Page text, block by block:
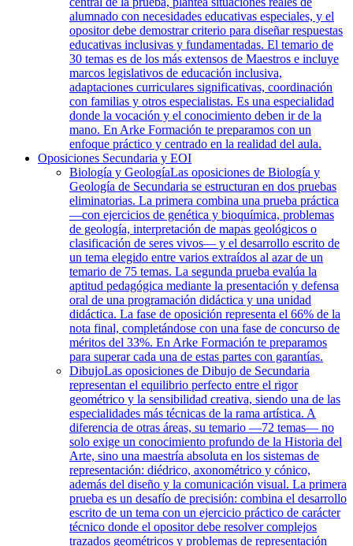
alumnado con necesidades educativas especiales, y el
opositor debe demostrar criterio para diseñar respuestas
educativas inclusivas y fundamentadas. El temario de
30 temas es de los más extensos de Maestros e incluye
marcos legislativos de educación inclusiva,
adaptaciones curriculares significativas, coordinación
con familias y otros especialistas. Es una especialidad
donde la vocación y el conocimiento deben ir de la
mano. En Arke Formación te preparamos con un
enfoque práctico y centrado en la realidad del aula.
Oposiciones Secundaria y EOI
Biología y GeologíaLas oposiciones de Biología y
Geología de Secundaria se estructuran en dos pruebas
eliminatorias. La primera combina una prueba práctica
—con ejercicios de genética y bioquímica, problemas
de geología, interpretación de mapas geológicos o
clasificación de seres vivos— y el desarrollo escrito de
un tema elegido entre varios extraídos al azar de un
temario de 75 temas. La segunda prueba evalúa la
aptitud pedagógica mediante la presentación y defensa
oral de una programación didáctica y una unidad
didáctica. La fase de oposición representa el 66% de la
nota final, completándose con una fase de concurso de
méritos del 33%. En Arke Formación te preparamos
para superar cada una de estas partes con garantías.
DibujoLas oposiciones de Dibujo de Secundaria
representan el equilibrio perfecto entre el rigor
geométrico y la sensibilidad creativa, siendo una de las
especialidades más técnicas de la rama artística. A
diferencia de otras áreas, su temario —72 temas— no
solo exige un conocimiento profundo de la Historia del
Arte, sino una maestría absoluta en los sistemas de
representación: diédrico, axonométrico y cónico,
además del diseño y la comunicación visual. La primera
prueba es un desafío de precisión: combina el desarrollo
escrito de un tema con un ejercicio práctico de carácter
técnico donde el opositor debe resolver complejos
trazados geométricos y problemas de representación